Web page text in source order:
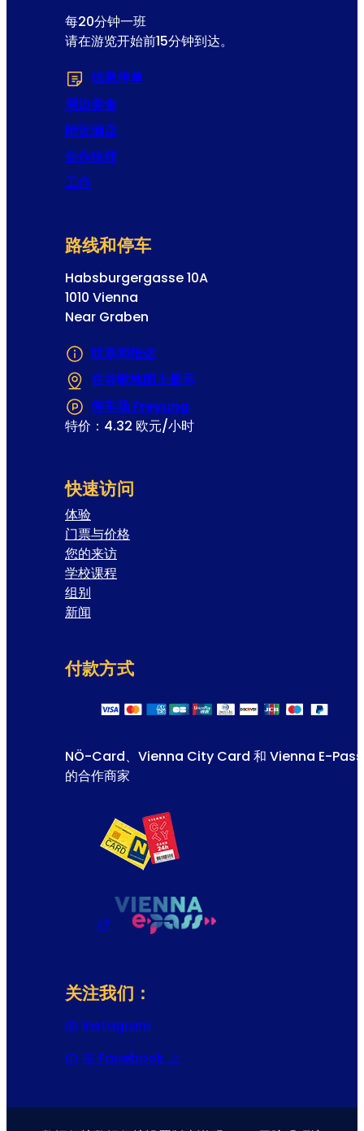
每20分钟一班
请在游览开始前15分钟到达。
信息传单
周边美食
附近酒店
合作伙伴
工作
路线和停车
Habsburgergasse 10A
1010 Vienna
Near Graben
联系和抵达
在谷歌地图上显示
停车场 Freyung
特价：4.32 欧元/小时
快速访问
体验
门票与价格
您的来访
学校课程
组别
新闻
付款方式
NÖ-Card、Vienna City Card 和 Vienna E-Pass
的合作商家
关注我们：
Instagram
在 Facebook 上